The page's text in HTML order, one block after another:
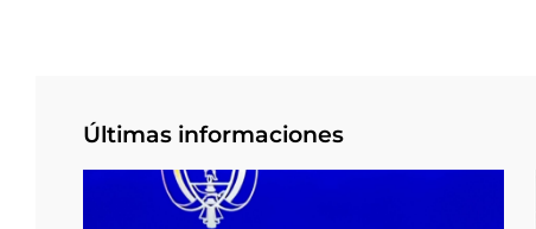
Últimas informaciones